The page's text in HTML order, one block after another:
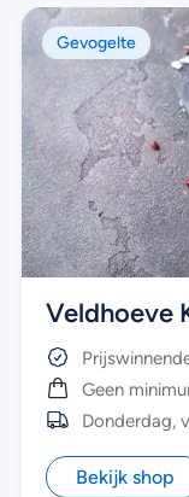
Gevogelte
Veldhoeve
Geen
Donderdag,
Bekijk shop